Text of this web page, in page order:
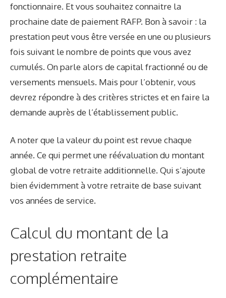
fonctionnaire. Et vous souhaitez connaitre la
prochaine date de paiement RAFP. Bon à savoir : la
prestation peut vous être versée en une ou plusieurs
fois suivant le nombre de points que vous avez
cumulés. On parle alors de capital fractionné ou de
versements mensuels. Mais pour l’obtenir, vous
devrez répondre à des critères strictes et en faire la
demande auprès de l’établissement public.
A noter que la valeur du point est revue chaque
année. Ce qui permet une réévaluation du montant
global de votre retraite additionnelle. Qui s’ajoute
bien évidemment à votre retraite de base suivant
vos années de service.
Calcul du montant de la
prestation retraite
complémentaire